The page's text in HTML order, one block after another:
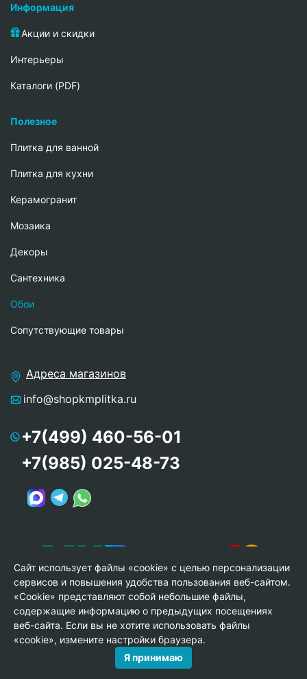
Информация
Акции и скидки
Интерьеры
Каталоги (PDF)
Полезное
Плитка для ванной
Плитка для кухни
Керамогранит
Мозаика
Декоры
Сантехника
Обои
Сопутствующие товары
Адреса магазинов
info@shopkmplitka.ru
+7(499) 460-56-01
+7(985) 025-48-73
© Copyright 2013-2026 KERAMA MARAZZI, ООО «Гамма
Керамика»
Сайт использует файлы «cookie» с целью персонализации
сервисов и повышения удобства пользования веб-сайтом.
«Cookie» представляют собой небольшие файлы,
содержащие информацию о предыдущих посещениях
веб-сайта. Если вы не хотите использовать файлы
«cookie», измените настройки браузера.
Я принимаю